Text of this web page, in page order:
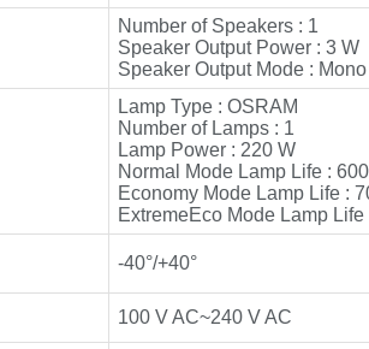
Number of Speakers : 1
Speaker Output Power : 3 W
Speaker Output Mode : Mono
Lamp Type : OSRAM
Number of Lamps : 1
Lamp Power : 220 W
Normal Mode Lamp Life :
Economy Mode Lamp Life :
ExtremeEco Mode Lamp
-40°/+40°
100 V AC~240 V AC